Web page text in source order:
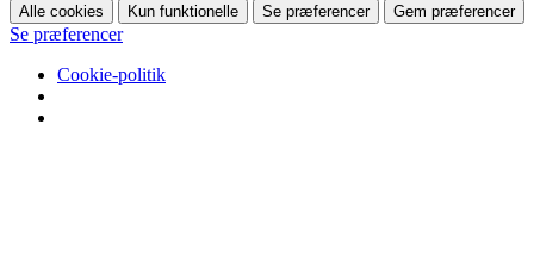
Alle cookies Kun funktionelle Se præferencer Gem præferencer
Se præferencer
Cookie-politik